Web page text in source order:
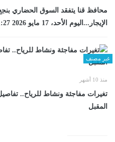
محافظ قنا يتفقد السوق الحضاري
الإيجار...اليوم الأحد، 17 مايو 2026 11:27 صـ
غير مصنف
منذ 10 أشهر
تغيرات مفاجئة ونشاط للرياح..
المقبل